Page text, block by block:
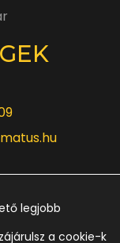
legjobb
a cookie-k